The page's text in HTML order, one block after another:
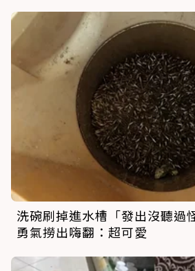
洗碗刷掉進水槽「發出沒聽過
勇氣撈出嗨翻：超可愛